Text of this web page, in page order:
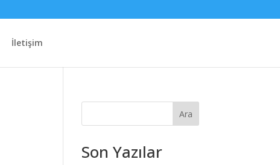
İletişim
Ara
Son Yazılar